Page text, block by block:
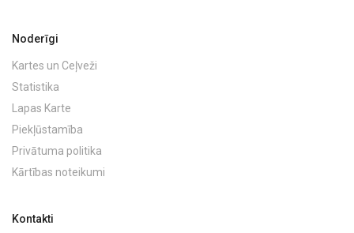
Noderīgi
Kartes un Ceļveži
Statistika
Lapas Karte
Piekļūstamība
Privātuma politika
Kārtības noteikumi
Kontakti